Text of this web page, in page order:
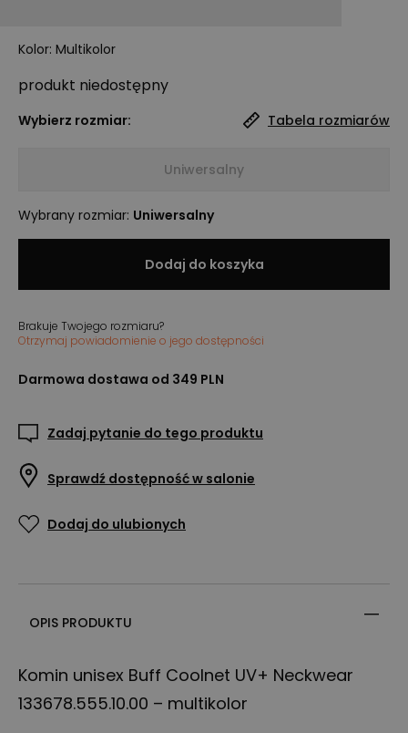
Kolor: Multikolor
produkt niedostępny
Wybierz rozmiar: Tabela rozmiarów
Uniwersalny
Wybrany rozmiar: Uniwersalny
Dodaj do koszyka
Brakuje Twojego rozmiaru?
Otrzymaj powiadomienie o jego dostępności
Darmowa dostawa od 349 PLN
Zadaj pytanie do tego produktu
Sprawdź dostępność w salonie
Dodaj do ulubionych
OPIS PRODUKTU
Komin unisex Buff Coolnet UV+ Neckwear
133678.555.10.00 – multikolor